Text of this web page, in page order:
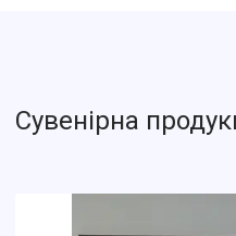
Сувенірна